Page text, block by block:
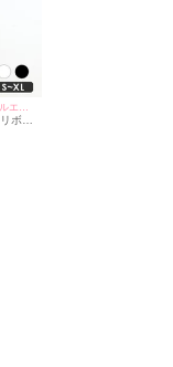
ボン
| マ